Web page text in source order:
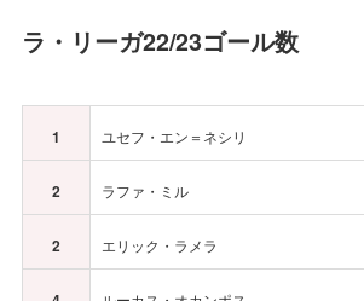
ラ・リーガ22/23ゴール数
1 ユセフ・エン＝ネシリ
2 ラファ・ミル
2 エリック・ラメラ